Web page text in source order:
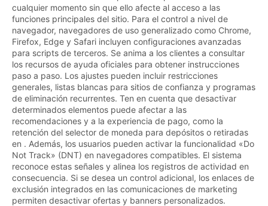
cualquier momento sin que ello afecte al acceso a las
funciones principales del sitio. Para el control a nivel de
navegador, navegadores de uso generalizado como Chrome,
Firefox, Edge y Safari incluyen configuraciones avanzadas
para scripts de terceros. Se anima a los clientes a consultar
los recursos de ayuda oficiales para obtener instrucciones
paso a paso. Los ajustes pueden incluir restricciones
generales, listas blancas para sitios de confianza y programas
de eliminación recurrentes. Ten en cuenta que desactivar
determinados elementos puede afectar a las
recomendaciones y a la experiencia de pago, como la
retención del selector de moneda para depósitos o retiradas
en . Además, los usuarios pueden activar la funcionalidad «Do
Not Track» (DNT) en navegadores compatibles. El sistema
reconoce estas señales y alinea los registros de actividad en
consecuencia. Si se desea un control adicional, los enlaces de
exclusión integrados en las comunicaciones de marketing
permiten desactivar ofertas y banners personalizados.